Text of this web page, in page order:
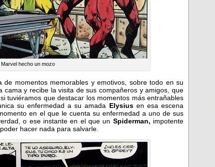
Marvel hecho un mozo
momentos memorables y emotivos, sobre todo en su
y recibe la visita de sus compañeros y amigos, que
tuviéramos que destacar los momentos más entrañables
su enfermedad a su amada Elysius en esa escena
en el que le cuenta su enfermedad a uno de sus
o ese instante en el que un Spiderman, impotente
hacer nada para salvarle.